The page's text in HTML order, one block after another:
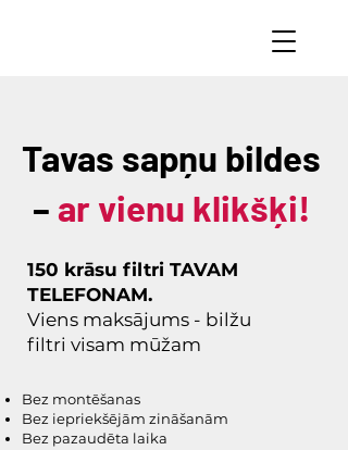
Tavas sapņu bildes
– ar vienu klikšķi!
150 krāsu filtri TAVAM
TELEFONAM.
Viens maksājums - bilžu
filtri visam mūžam
Bez montēšanas
Bez iepriekšējām zināšanām
Bez pazaudēta laika